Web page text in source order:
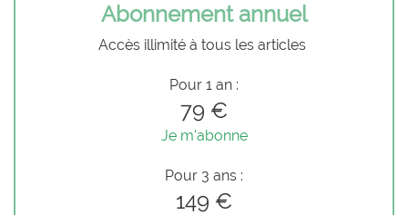
Abonnement annuel
Accès illimité à tous les articles
Pour 1 an :
79 €
Je m'abonne
Pour 3 ans :
149 €